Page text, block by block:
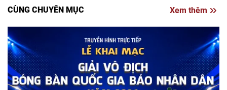
CÙNG CHUYÊN MỤC Xem thêm